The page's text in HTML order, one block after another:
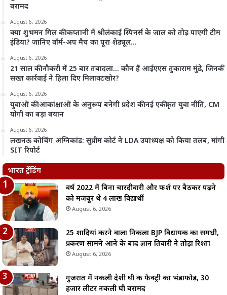
बरामद
August 6, 2026
क्या शुभमन गिल की कप्तानी में श्रीलंकाई स्पिनर्स के जाल को तोड़ पाएगी टीम
इंडिया? जानिए वॉर्म-अप मैच का पूरा शेड्यूल…
August 6, 2026
21 साल की नौकरी में 25 बार तबादला… कौन हैं आईएएस तुकाराम मुंढे, जिनकी
सख्त कार्रवाई ने हिला दिए मिलावटखोर?
August 6, 2026
युवाओं की आकांक्षाओं के अनुरूप बनेगी प्रदेश की नई एकीकृत युवा नीति, CM
योगी का बड़ा बयान
August 6, 2026
लखनऊ कोचिंग अग्निकांड: सुप्रीम कोर्ट ने LDA उपाध्यक्ष को किया तलब, मांगी
SIT रिपोर्ट
भारत ट्रेंडिंग
वर्ष 2022 में बिना चारदीवारी और फर्श पर बैठकर पढ़ने
को मजबूर थे 4 लाख विद्यार्थी
August 6, 2026
25 शादियां करने वाला निकला BJP विधायक का समधी,
प्रकरण सामने आने के बाद ज्ञान तिवारी ने तोड़ा रिश्ता
August 6, 2026
गुजरात में नकली देशी घी की फैक्ट्री का भंडाफोड़, 30
हजार लीटर नकली घी बरामद